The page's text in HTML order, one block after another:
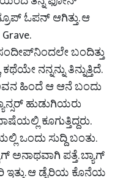
ಓಪನ್ ಆಗಿತ್ತು. ಆ
ಬಂದಿತ್ತು
ನನ್ನನ್ನು ತಿನ್ನುತ್ತಿದೆ.
ಹಿಂದೆ ಆ ಆನೆ ಬಂದು
ಹುಡುಗಿಯರು
ಕೂಗುತ್ತಿದ್ದರು.
ಒಂದು ಸುದ್ದಿ ಬಂತು.
ಅನಾಥವಾಗಿ ಪತ್ತೆ. ಬ್ಯಾಗ್
ಇತ್ತು. ಆ ಡೈರಿಯ ಕೊನೆಯ